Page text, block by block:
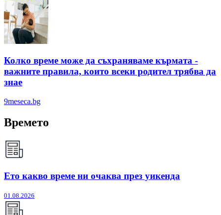
Колко време може да съхраняваме кърмата -
важните правила, които всеки родител трябва да
знае
9meseca.bg
Времето
Ето какво време ни очаква през уикенда
01.08.2026